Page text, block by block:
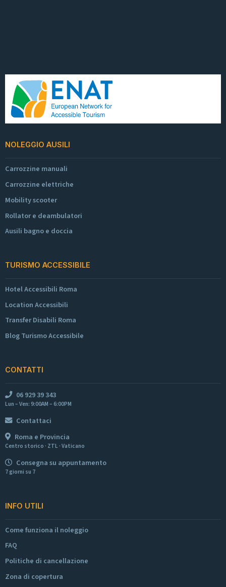
NOLEGGIO AUSILI
Carrozzine manuali
Carrozzine elettriche
Mobility scooter
Rollator e deambulatori
Ausili bagno e doccia
TURISMO ACCESSIBILE
Hotel Accessibili Roma
Location Accessibili
Transfer Disabili Roma
Blog Turismo Accessibile
CONTATTI
06 929 39 343
Lun – Ven: 9:00AM – 6:00PM
Contattaci
Roma e Provincia
Centro storico · ZTL · Vaticano
Consegna su appuntamento
7 giorni su 7
INFO UTILI
Come funziona il noleggio
FAQ
Politiche di cancellazione
Zona di copertura